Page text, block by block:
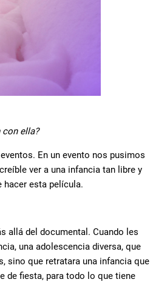
ella?
En un evento nos pusimos
ver a una infancia tan libre y
hacer esta película.
allá del documental. Cuando les
una adolescencia diversa, que
sino que retratara una infancia que
de fiesta, para todo lo que tiene